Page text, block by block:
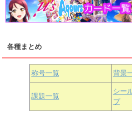
浦の星女学院1
津島善子 黒澤ルビィ
浦の星女学院3
虹ヶ咲学園1年
中須かすみ 天王寺璃奈
各種まとめ
称号一覧 背景
課題一覧
シー
プ